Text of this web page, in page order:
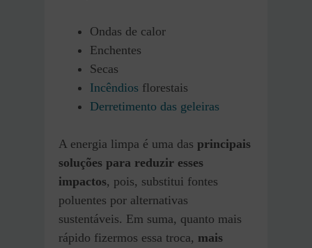
Ondas de calor
Enchentes
Secas
Incêndios florestais
Derretimento das geleiras
A energia limpa é uma das principais
soluções para reduzir esses
impactos, pois, substitui fontes
poluentes por alternativas
sustentáveis. Em suma, quanto mais
rápido fizermos essa troca, mais